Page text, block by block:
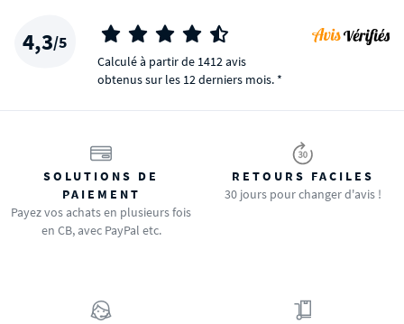
4,3/5
Calculé à partir de 1412 avis
obtenus sur les 12 derniers mois. *
SOLUTIONS DE
PAIEMENT
Payez vos achats en plusieurs fois
en CB, avec PayPal etc.
RETOURS FACILES
30 jours pour changer d'avis !